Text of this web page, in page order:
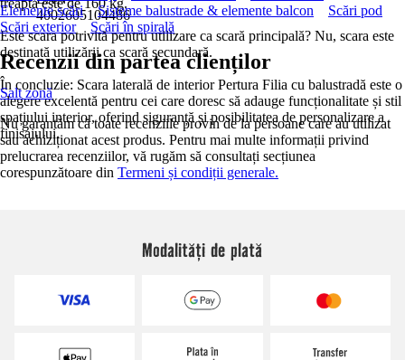
4002605104486
treaptă este de 160 kg.
Este scara potrivită pentru utilizare ca scară principală? Nu, scara este
destinată utilizării ca scară secundară.
În concluzie: Scara laterală de interior Pertura Filia cu balustradă este o
alegere excelentă pentru cei care doresc să adauge funcționalitate și stil
spațiului interior, oferind siguranță și posibilitatea de personalizare a
finisajului.
Elemente scări
Sisteme balustrade & elemente balcon
Scări pod
Scări exterior
Scări în spirală
Recenzii din partea clienților
Salt zonă
Nu garantăm că toate recenziile provin de la persoane care au utilizat
sau achiziționat acest produs. Pentru mai multe informații privind
prelucrarea recenziilor, vă rugăm să consultați secțiunea
corespunzătoare din Termeni și condiții generale.
Modalități de plată